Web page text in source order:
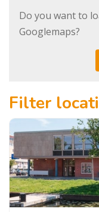
Do you want to
Googlemaps?
Filter